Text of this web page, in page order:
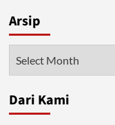
Tak
Kunjung
Arsip
Dari Kami